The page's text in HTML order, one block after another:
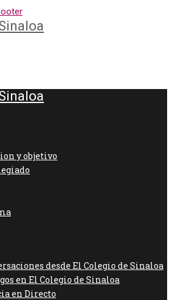
y objetivo
desde El Colegio de Sinaloa
en El Colegio de Sinaloa
en Directo